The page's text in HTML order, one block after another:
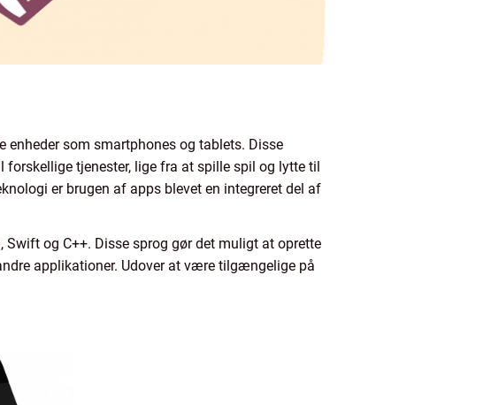
enheder som smartphones og tablets. Disse
tjenester, lige fra at spille spil og lytte til
er brugen af apps blevet en integreret del af
og C++. Disse sprog gør det muligt at oprette
applikationer. Udover at være tilgængelige på